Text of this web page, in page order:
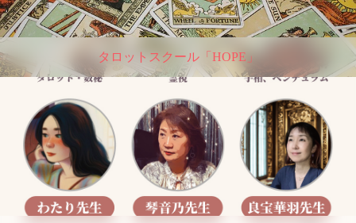
タロットスクール「HOPE」